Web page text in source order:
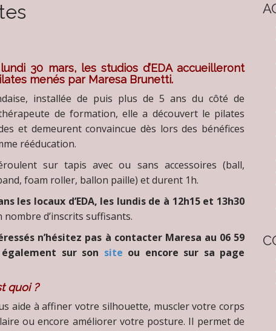
30 mars, les studios d’EDA accueilleront
menés par Maresa Brunetti.
installée de puis plus de 5 ans du côté de
de formation, elle a découvert le pilates
et demeurent convaincue dès lors des bénéfices
rééducation.
sur tapis avec ou sans accessoires (ball,
foam roller, ballon paille) et durent 1h.
les locaux d’EDA, les lundis de à 12h15 et 13h30
nombre d’inscrits suffisants.
n’hésitez pas à contacter Maresa au 06 59
sur son site ou encore sur sa page
quoi ?
aide à affiner votre silhouette, muscler votre corps
ou encore améliorer votre posture. Il permet de